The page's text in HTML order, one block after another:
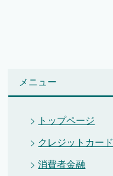
メニュー
トップページ
クレジットカード
消費者金融